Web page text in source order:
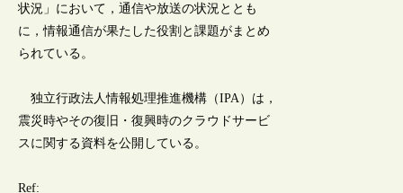
状況」において，通信や放送の状況ととも
に，情報通信が果たした役割と課題がまとめ
られている。
独立行政法人情報処理推進機構（IPA）は，
震災時やその復旧・復興時のクラウドサービ
スに関する資料を公開している。
Ref: